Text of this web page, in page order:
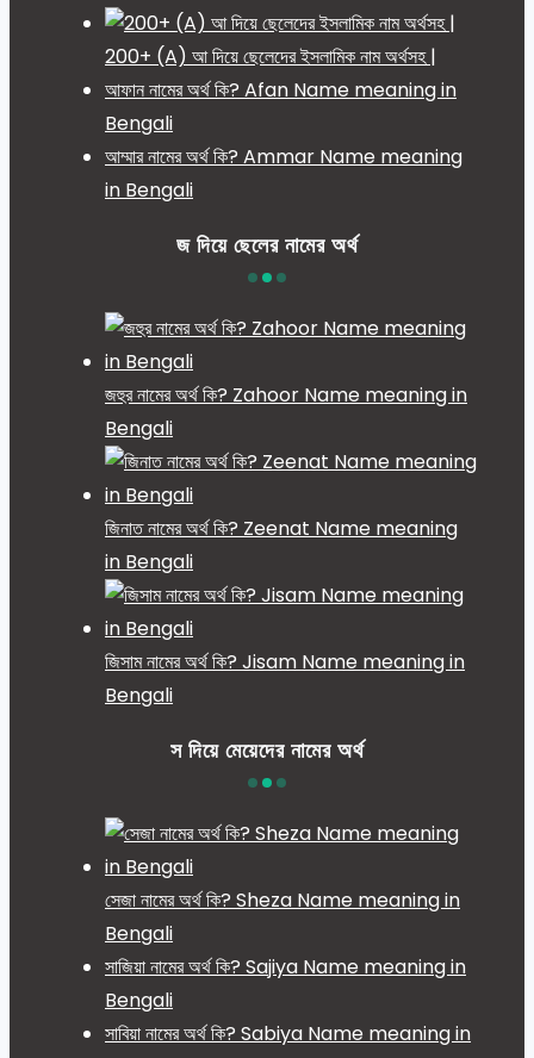
200+ (A) আ দিয়ে ছেলেদের ইসলামিক নাম অর্থসহ |
আফান নামের অর্থ কি? Afan Name meaning in
Bengali
আম্মার নামের অর্থ কি? Ammar Name meaning
in Bengali
জ দিয়ে ছেলের নামের অর্থ
জহুর নামের অর্থ কি? Zahoor Name meaning in
Bengali
জিনাত নামের অর্থ কি? Zeenat Name meaning
in Bengali
জিসাম নামের অর্থ কি? Jisam Name meaning in
Bengali
স দিয়ে মেয়েদের নামের অর্থ
সেজা নামের অর্থ কি? Sheza Name meaning in
Bengali
সাজিয়া নামের অর্থ কি? Sajiya Name meaning in
Bengali
সাবিয়া নামের অর্থ কি? Sabiya Name meaning in